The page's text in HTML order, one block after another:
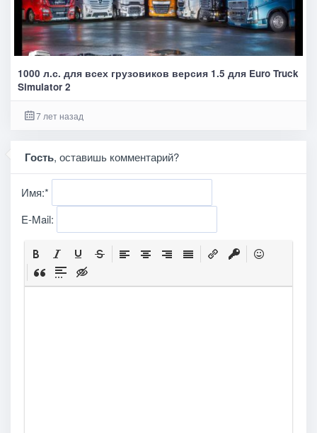
1000 л.с. для всех грузовиков версия 1.5 для Euro Truck
Simulator 2
7 лет назад
Гость, оставишь комментарий?
Имя:*
E-Mail: